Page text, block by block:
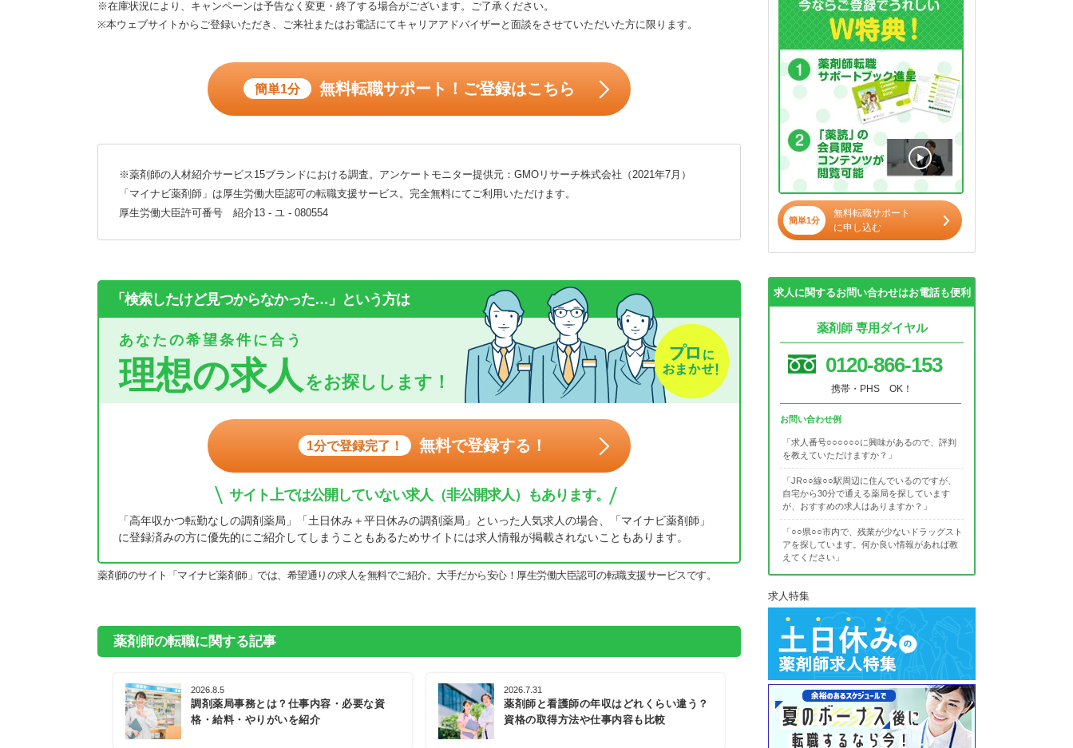
※在庫状況により、キャンペーンは予告なく変更・終了する場合がございます。ご了承ください。
※本ウェブサイトからご登録いただき、ご来社またはお電話にてキャリアアドバイザーと面談をさせていただいた方に限ります。
簡単1分 無料転職サポート！ご登録はこちら
※薬剤師の人材紹介サービス15ブランドにおける調査。アンケートモニター提供元：GMOリサーチ株式会社（2021年7月）
「マイナビ薬剤師」は厚生労働大臣認可の転職支援サービス。完全無料にてご利用いただけます。
厚生労働大臣許可番号 紹介13 - ユ - 080554
「検索したけど見つからなかった…」という方は
あなたの希望条件に合う
理想の求人をお探しします！
1分で登録完了！ 無料で登録する！
サイト上では公開していない求人（非公開求人）もあります。
「高年収かつ転勤なしの調剤薬局」「土日休み＋平日休みの調剤薬局」といった人気求人の場合、「マイナビ薬剤師」
に登録済みの方に優先的にご紹介してしまうこともあるためサイトには求人情報が掲載されないこともあります。
薬剤師のサイト「マイナビ薬剤師」では、希望通りの求人を無料でご紹介。大手だから安心！厚生労働大臣認可の転職支援サービスです。
薬剤師の転職に関する記事
2026.8.5
調剤薬局事務とは？仕事内容・必要な資
格・給料・やりがいを紹介
2026.7.31
薬剤師と看護師の年収はどれくらい違う？
資格の取得方法や仕事内容も比較
簡単1分
無料転職サポート
に申し込む
求人に関するお問い合わせはお電話も便利
薬剤師 専用ダイヤル
0120-866-153
携帯・PHS OK！
お問い合わせ例
「求人番号○○○○○○に興味があるので、評判
を教えていただけますか？」
「JR○○線○○駅周辺に住んでいるのですが、
自宅から30分で通える薬局を探しています
が、おすすめの求人はありますか？」
「○○県○○市内で、残業が少ないドラッグスト
アを探しています。何か良い情報があれば教
えてください」
求人特集